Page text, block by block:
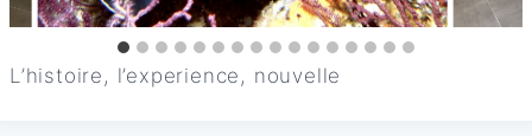
L’histoire, l’experience, nouvelle